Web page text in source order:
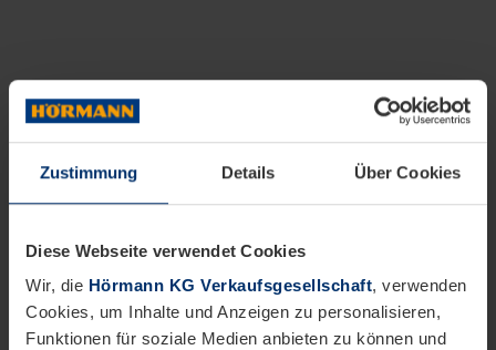
Zustimmung Details Über Cookies
Diese Webseite verwendet Cookies
Wir, die Hörmann KG Verkaufsgesellschaft, verwenden
Cookies, um Inhalte und Anzeigen zu personalisieren,
Funktionen für soziale Medien anbieten zu können und